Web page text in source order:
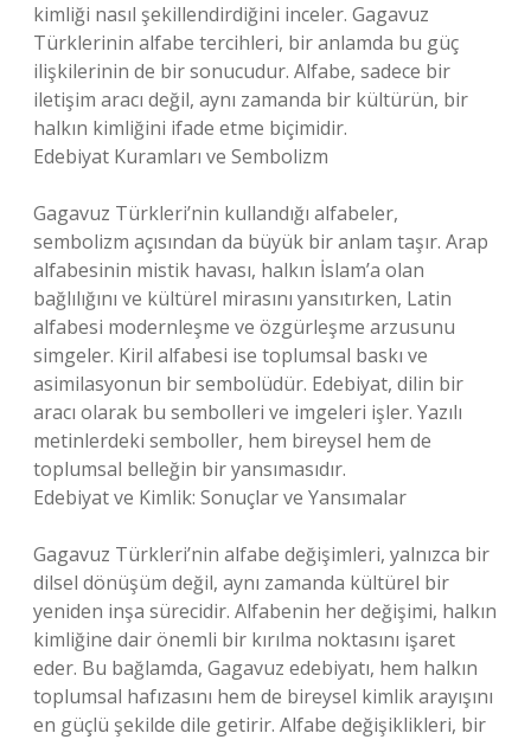
kimliği nasıl şekillendirdiğini inceler. Gagavuz
Türklerinin alfabe tercihleri, bir anlamda bu güç
ilişkilerinin de bir sonucudur. Alfabe, sadece bir
iletişim aracı değil, aynı zamanda bir kültürün, bir
halkın kimliğini ifade etme biçimidir.
Edebiyat Kuramları ve Sembolizm
Gagavuz Türkleri’nin kullandığı alfabeler,
sembolizm açısından da büyük bir anlam taşır. Arap
alfabesinin mistik havası, halkın İslam’a olan
bağlılığını ve kültürel mirasını yansıtırken, Latin
alfabesi modernleşme ve özgürleşme arzusunu
simgeler. Kiril alfabesi ise toplumsal baskı ve
asimilasyonun bir sembolüdür. Edebiyat, dilin bir
aracı olarak bu sembolleri ve imgeleri işler. Yazılı
metinlerdeki semboller, hem bireysel hem de
toplumsal belleğin bir yansımasıdır.
Edebiyat ve Kimlik: Sonuçlar ve Yansımalar
Gagavuz Türkleri’nin alfabe değişimleri, yalnızca bir
dilsel dönüşüm değil, aynı zamanda kültürel bir
yeniden inşa sürecidir. Alfabenin her değişimi, halkın
kimliğine dair önemli bir kırılma noktasını işaret
eder. Bu bağlamda, Gagavuz edebiyatı, hem halkın
toplumsal hafızasını hem de bireysel kimlik arayışını
en güçlü şekilde dile getirir. Alfabe değişiklikleri, bir